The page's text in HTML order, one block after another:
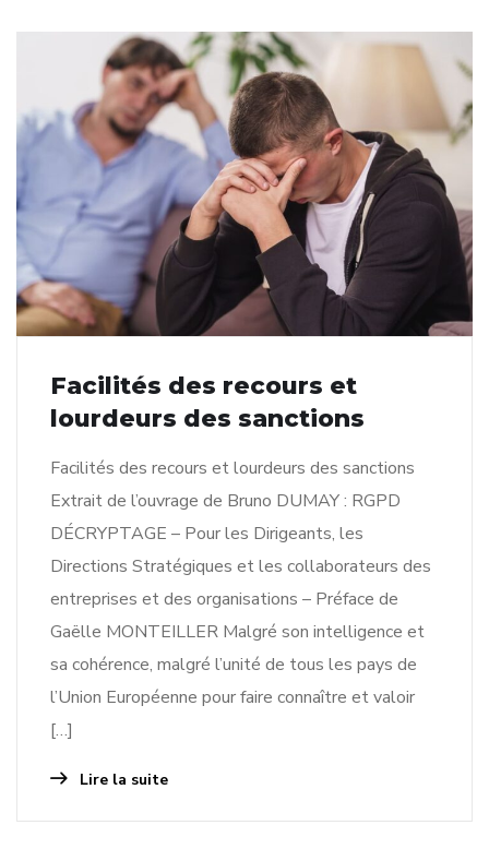
Facilités des recours et
lourdeurs des sanctions
Facilités des recours et lourdeurs des sanctions
Extrait de l’ouvrage de Bruno DUMAY : RGPD
DÉCRYPTAGE – Pour les Dirigeants, les
Directions Stratégiques et les collaborateurs des
entreprises et des organisations – Préface de
Gaëlle MONTEILLER Malgré son intelligence et
sa cohérence, malgré l’unité de tous les pays de
l’Union Européenne pour faire connaître et valoir
[…]
Lire la suite